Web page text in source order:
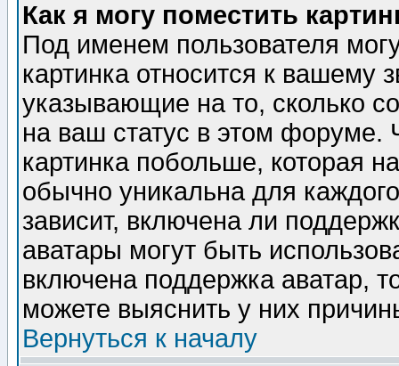
Как я могу поместить
Под именем пользователя
картинка относится к вашему
указывающие на то, сколько
на ваш статус в этом форуме.
картинка побольше, которая
обычно уникальна для
зависит, включена ли
аватары могут быть
включена поддержка аватар,
можете выяснить у них
Вернуться к началу